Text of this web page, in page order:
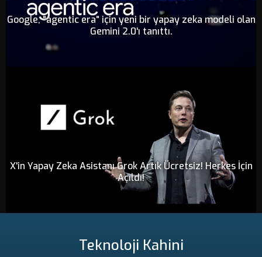
Google, "agentic era" için yeni bir yapay zeka modeli olan
Gemini 2.0'ı tanıttı.
X'in Yapay Zeka Asistanı Grok Artık Ücretsiz! Herkes İçin
Açıldı!
Teknoloji Kahini